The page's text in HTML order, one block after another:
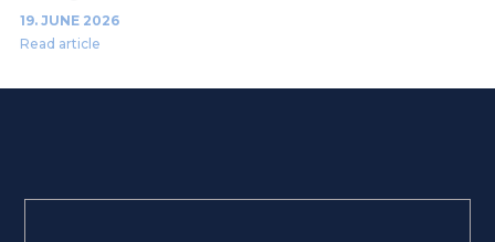
19. JUNE 2026
Read article